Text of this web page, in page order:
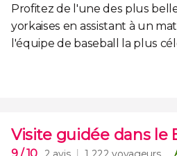
Profitez de l'une des plus
yorkaises en assistant à un
l'équipe de baseball la plus
Visite guidée dans le
9/ 10